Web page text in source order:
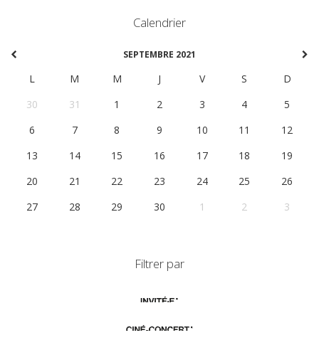
Calendrier
SEPTEMBRE 2021
L M M J V S
D
30
31 1 2 3 4
5
6
7 8 9 10 11
12
13
14 15 16 17 18
19
20
21 22 23 24 25
26
27
28 29 30 1 2 3
Filtrer par